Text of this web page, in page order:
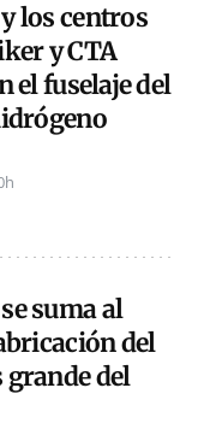
los centros
y CTA
el fuselaje del
suma al
del
del